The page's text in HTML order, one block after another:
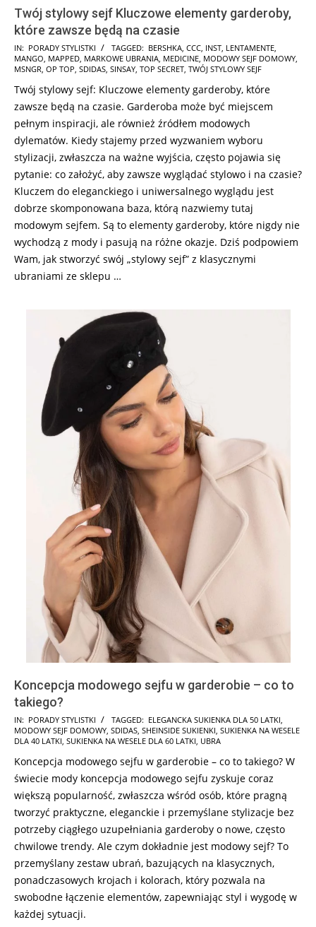
Twój stylowy sejf Kluczowe elementy garderoby,
które zawsze będą na czasie
2024-
11-
IN: PORADY STYLISTKI TAGGED: BERSHKA CCC INST LENTAMENTE
MANGO MAPPED MARKOWE UBRANIA MEDICINE MODOWY SEJF DOMOWY
MSNGR OP TOP SDIDAS SINSAY TOP SECRET TWÓJ STYLOWY SEJF
Twój stylowy sejf: Kluczowe elementy garderoby, które
zawsze będą na czasie. Garderoba może być miejscem
pełnym inspiracji, ale również źródłem modowych
dylematów. Kiedy stajemy przed wyzwaniem wyboru
stylizacji, zwłaszcza na ważne wyjścia, często pojawia się
pytanie: co założyć, aby zawsze wyglądać stylowo i na czasie?
Kluczem do eleganckiego i uniwersalnego wyglądu jest
dobrze skomponowana baza, którą nazwiemy tutaj
modowym sejfem. Są to elementy garderoby, które nigdy nie
wychodzą z mody i pasują na różne okazje. Dziś podpowiem
Wam, jak stworzyć swój „stylowy sejf” z klasycznymi
ubraniami ze sklepu …
Koncepcja modowego sejfu w garderobie – co to
takiego?
2024-
11-
IN: PORADY STYLISTKI TAGGED: ELEGANCKA SUKIENKA DLA 50 LATKI
MODOWY SEJF DOMOWY SDIDAS SHEINSIDE SUKIENKI SUKIENKA NA WESELE
DLA 40 LATKI SUKIENKA NA WESELE DLA 60 LATKI UBRA
Koncepcja modowego sejfu w garderobie – co to takiego? W
świecie mody koncepcja modowego sejfu zyskuje coraz
większą popularność, zwłaszcza wśród osób, które pragną
tworzyć praktyczne, eleganckie i przemyślane stylizacje bez
potrzeby ciągłego uzupełniania garderoby o nowe, często
chwilowe trendy. Ale czym dokładnie jest modowy sejf? To
przemyślany zestaw ubrań, bazujących na klasycznych,
ponadczasowych krojach i kolorach, który pozwala na
swobodne łączenie elementów, zapewniając styl i wygodę w
każdej sytuacji.